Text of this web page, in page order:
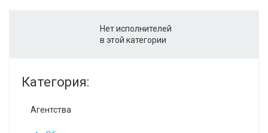
Нет исполнителей
в этой категории
Категория:
Агентства